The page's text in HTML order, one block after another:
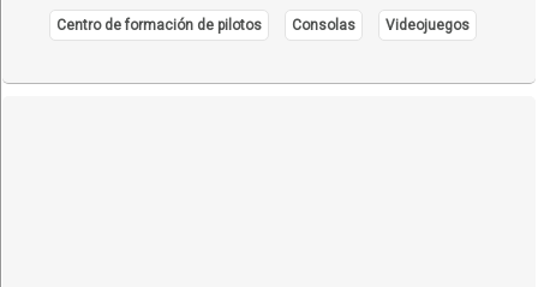
Transporte Ferroviario
Centro de formación de pilotos Consolas Videojuegos